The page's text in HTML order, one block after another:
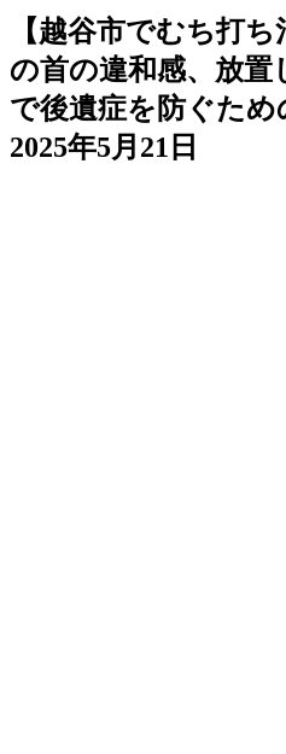
【越谷市でむち打
の首の違和感、放置
で後遺症を防ぐた
2025年5月21日